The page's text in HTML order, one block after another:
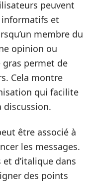
peuvent
informatifs et
membre du
opinion ou
permet de
Cela montre
qui facilite
discussion.
être associé à
les messages.
d’italique dans
des points